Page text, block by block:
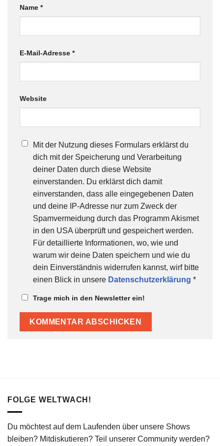
Name *
E-Mail-Adresse *
Website
Mit der Nutzung dieses Formulars erklärst du
dich mit der Speicherung und Verarbeitung
deiner Daten durch diese Website
einverstanden. Du erklärst dich damit
einverstanden, dass alle eingegebenen Daten
und deine IP-Adresse nur zum Zweck der
Spamvermeidung durch das Programm Akismet
in den USA überprüft und gespeichert werden.
Für detaillierte Informationen, wo, wie und
warum wir deine Daten speichern und wie du
dein Einverständnis widerrufen kannst, wirf bitte
einen Blick in unsere Datenschutzerklärung *
Trage mich in den Newsletter ein!
FOLGE WELTWACH!
Du möchtest auf dem Laufenden über unsere Shows
bleiben? Mitdiskutieren? Teil unserer Community werden?